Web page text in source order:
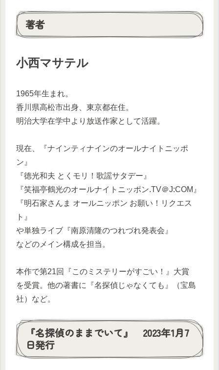
著者
小西マサテル
1965年生まれ。
香川県高松市出身、東京都在住。
明治大学在学中より放送作家として活躍。
現在、『ナインティナインのオールナイトニッポ
ン』
『徳光和夫 とくモリ！歌謡サタデー』
『笑福亭鶴光のオールナイトニッポン.TV＠J:COM』
『明石家さんま オールニッポン お願い！リクエス
ト』
や単独ライブ『南原清隆のつれづれ発表会』
などのメイン構成を担当。
本作で第21回『このミステリーがすごい！』大賞
を受賞。他の著書に『名探偵じゃなくても』（宝島
社）など。
『名探偵のままでいて』 2023年1月7
日発行